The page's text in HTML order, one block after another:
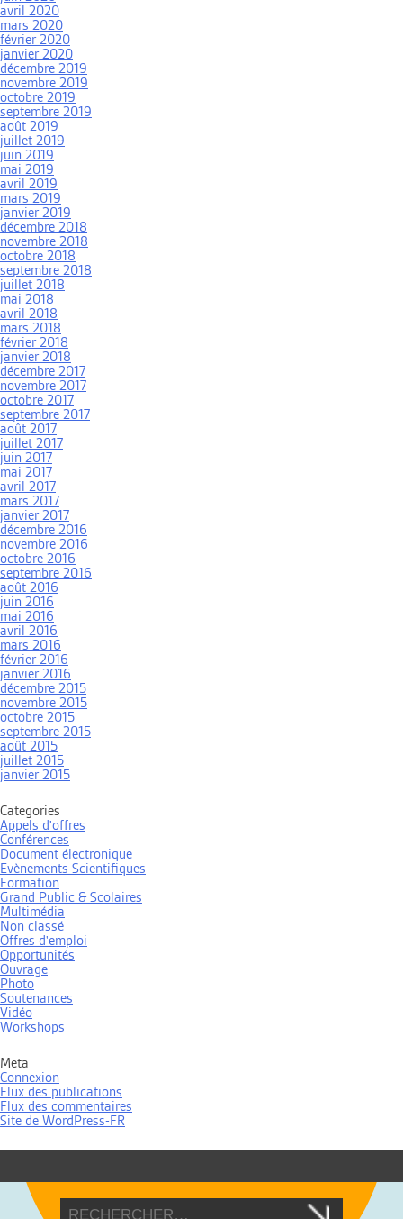
avril 2020
mars 2020
février 2020
janvier 2020
décembre 2019
novembre 2019
octobre 2019
septembre 2019
août 2019
juillet 2019
juin 2019
mai 2019
avril 2019
mars 2019
janvier 2019
décembre 2018
novembre 2018
octobre 2018
septembre 2018
juillet 2018
mai 2018
avril 2018
mars 2018
février 2018
janvier 2018
décembre 2017
novembre 2017
octobre 2017
septembre 2017
août 2017
juillet 2017
juin 2017
mai 2017
avril 2017
mars 2017
janvier 2017
décembre 2016
novembre 2016
octobre 2016
septembre 2016
août 2016
juin 2016
mai 2016
avril 2016
mars 2016
février 2016
janvier 2016
décembre 2015
novembre 2015
octobre 2015
septembre 2015
août 2015
juillet 2015
janvier 2015
Categories
Appels d'offres
Conférences
Document électronique
Evènements Scientifiques
Formation
Grand Public & Scolaires
Multimédia
Non classé
Offres d'emploi
Opportunités
Ouvrage
Photo
Soutenances
Vidéo
Workshops
Meta
Connexion
Flux des publications
Flux des commentaires
Site de WordPress-FR